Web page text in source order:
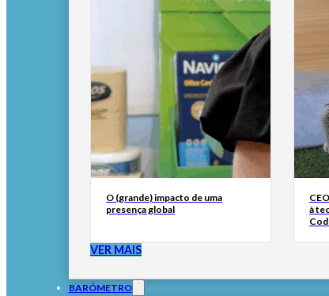
O (grande) impacto de uma
presença global
à
VER MAIS
BARÓMETRO